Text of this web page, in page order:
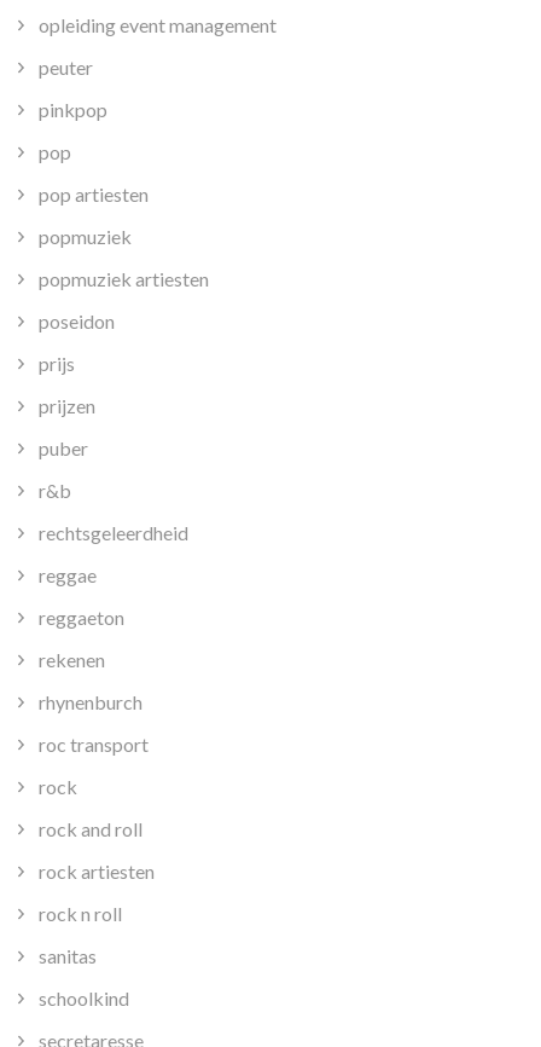
opleiding event management
peuter
pinkpop
pop
pop artiesten
popmuziek
popmuziek artiesten
poseidon
prijs
prijzen
puber
r&b
rechtsgeleerdheid
reggae
reggaeton
rekenen
rhynenburch
roc transport
rock
rock and roll
rock artiesten
rock n roll
sanitas
schoolkind
secretaresse